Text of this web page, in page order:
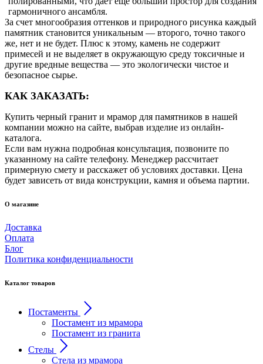
гармоничного ансамбля.
За счет многообразия оттенков и природного рисунка каждый
памятник становится уникальным ― второго, точно такого
же, нет и не будет. Плюс к этому, камень не содержит
примесей и не выделяет в окружающую среду токсичные и
другие вредные вещества ― это экологически чистое и
безопасное сырье.
КАК ЗАКАЗАТЬ:
Купить черный гранит и мрамор для памятников в нашей
компании можно на сайте, выбрав изделие из онлайн-
каталога.
Если вам нужна подробная консультация, позвоните по
указанному на сайте телефону. Менеджер рассчитает
примерную смету и расскажет об условиях доставки. Цена
будет зависеть от вида конструкции, камня и объема партии.
О магазине
Доставка
Оплата
Блог
Политика конфиденциальности
Каталог товаров
Постаменты
Постамент из мрамора
Постамент из гранита
Стелы
Стела из мрамора